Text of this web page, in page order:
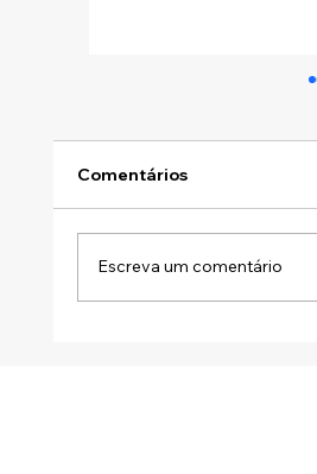
Comentários
Escreva um comentário